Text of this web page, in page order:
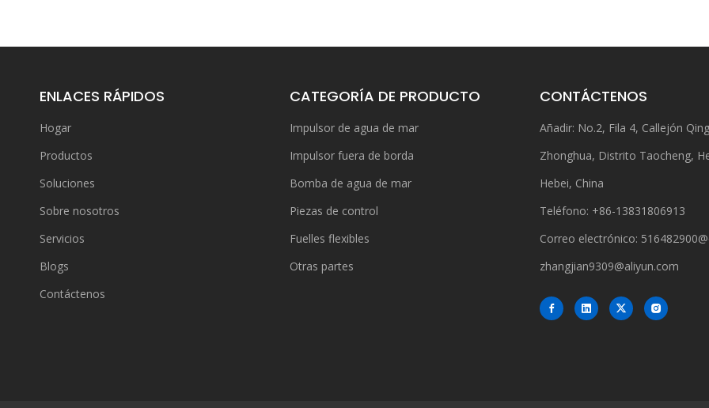
ENLACES RÁPIDOS
Hogar
Productos
Soluciones
Sobre nosotros
Servicios
Blogs
Contáctenos
CATEGORÍA DE PRODUCTO
Impulsor de agua de mar
Impulsor fuera de borda
Bomba de agua de mar
Piezas de control
Fuelles flexibles
Otras partes
CONTÁCTENOS
Añadir: No.2, Fila 4, Callejón
Zhonghua, Distrito Taocheng,
Hebei, China
Teléfono: +86-13831806913
Correo electrónico:
zhangjian9309@aliyun.com